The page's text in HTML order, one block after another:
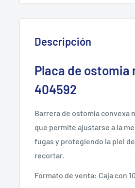
Descripción
Placa de ostomia
404592
Barrera de ostomía convexa
que permite ajustarse a la
fugas y protegiendo la piel
recortar.
Formato de venta: Caja con